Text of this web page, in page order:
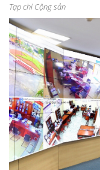
Tạp chí Cộng sản